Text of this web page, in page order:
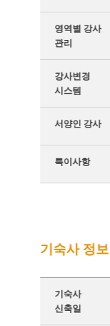
영역별 강사
관리
강사변경
시스템
서양인 강사
특이사항
기숙사 정보
기숙사
신축일